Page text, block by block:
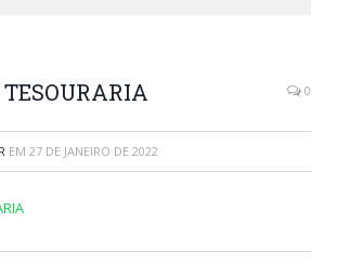
TESOURARIA 0
EM 27 DE JANEIRO DE 2022